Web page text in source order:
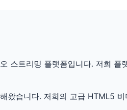
스트리밍 플랫폼입니다. 저희 플
왔습니다. 저희의 고급 HTML5